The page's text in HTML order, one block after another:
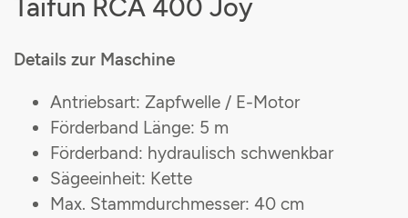
Taifun RCA 400 Joy
Details zur Maschine
Antriebsart: Zapfwelle / E-Motor
Förderband Länge: 5 m
Förderband: hydraulisch schwenkbar
Sägeeinheit: Kette
Max. Stammdurchmesser: 40 cm